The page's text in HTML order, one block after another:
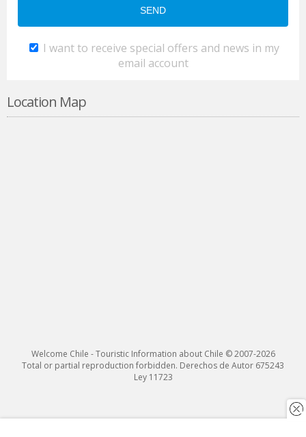
I want to receive special offers and news in my
email account
Location Map
Welcome Chile - Touristic Information about Chile © 2007-2026
Total or partial reproduction forbidden. Derechos de Autor 675243
Ley 11723